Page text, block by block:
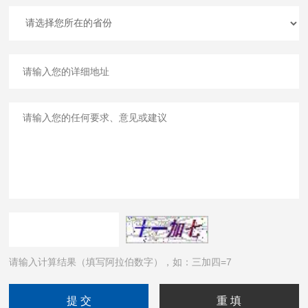
请输入计算结果（填写阿拉伯数字），如：三加四=7